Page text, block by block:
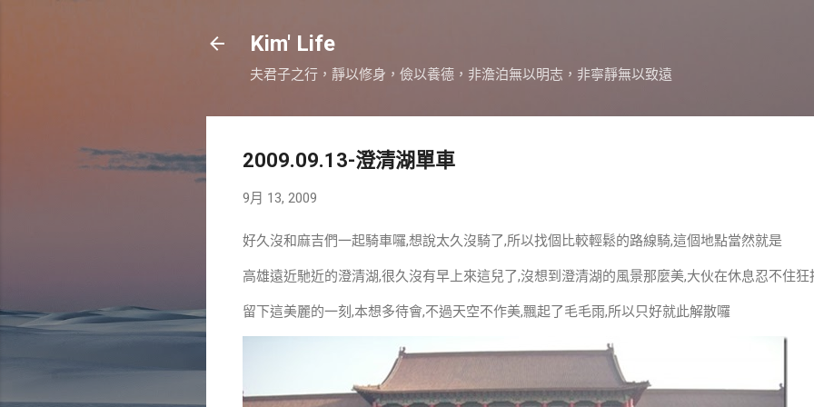
Kim' Life
夫君子之行，靜以修身，儉以養德，非澹泊無以明志，非寧靜無以致遠
2009.09.13-澄清湖單車
9月 13, 2009
好久沒和麻吉們一起騎車囉,想說太久沒騎了,所以找個比較輕鬆的路線騎,這個地點當然就是
高雄遠近馳近的澄清湖,很久沒有早上來這兒了,沒想到澄清湖的風景那麼美,大伙在休息忍不住狂
留下這美麗的一刻,本想多待會,不過天空不作美,飄起了毛毛雨,所以只好就此解散囉